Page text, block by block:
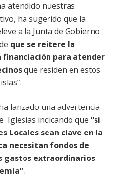
atendido nuestras
ha sugerido que la
a la Junta de Gobierno
que se reitere la
financiación para atender
que residen en estos
lanzado una advertencia
Iglesias indicando que “si
Locales sean clave en la
necesitan fondos de
gastos extraordinarios